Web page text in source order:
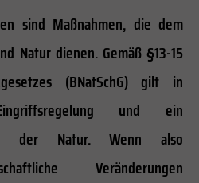
sind Maßnahmen, die dem
Natur dienen. Gemäß §13-15
(BNatSchG) gilt in
und ein
der Natur. Wenn also
Veränderungen